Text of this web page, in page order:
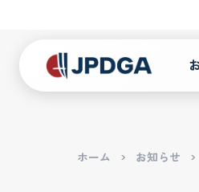
ホーム > お知らせ >